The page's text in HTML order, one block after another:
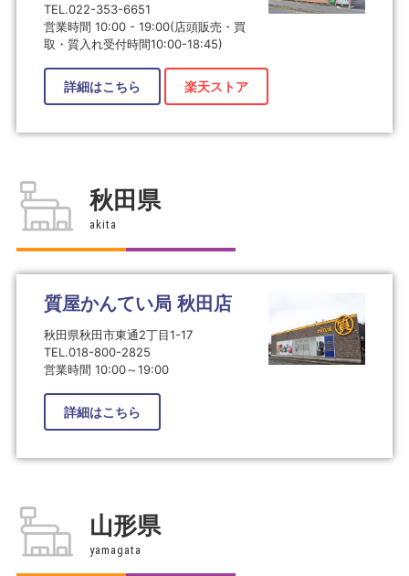
TEL.022-353-6651
営業時間 10:00 - 19:00(店頭販売・買
取・質入れ受付時間10:00-18:45)
詳細はこちら 楽天ストア
秋田県
akita
質屋かんてい局 秋田店
秋田県秋田市東通2丁目1-17
TEL.018-800-2825
営業時間 10:00～19:00
詳細はこちら
山形県
yamagata